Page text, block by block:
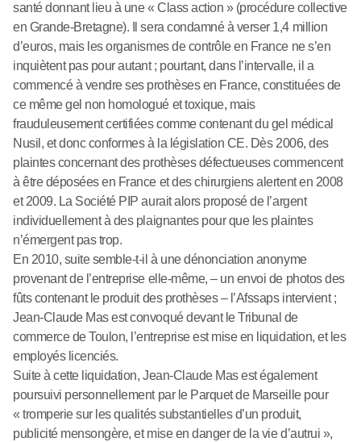
santé donnant lieu à une « Class action » (procédure collective
en Grande-Bretagne). Il sera condamné à verser 1,4 million
d’euros, mais les organismes de contrôle en France ne s’en
inquiètent pas pour autant ; pourtant, dans l’intervalle, il a
commencé à vendre ses prothèses en France, constituées de
ce même gel non homologué et toxique, mais
frauduleusement certifiées comme contenant du gel médical
Nusil, et donc conformes à la législation CE. Dès 2006, des
plaintes concernant des prothèses défectueuses commencent
à être déposées en France et des chirurgiens alertent en 2008
et 2009. La Société PIP aurait alors proposé de l’argent
individuellement à des plaignantes pour que les plaintes
n’émergent pas trop.
En 2010, suite semble-t-il à une dénonciation anonyme
provenant de l’entreprise elle-même, – un envoi de photos des
fûts contenant le produit des prothèses – l’Afssaps intervient ;
Jean-Claude Mas est convoqué devant le Tribunal de
commerce de Toulon, l’entreprise est mise en liquidation, et les
employés licenciés.
Suite à cette liquidation, Jean-Claude Mas est également
poursuivi personnellement par le Parquet de Marseille pour
« tromperie sur les qualités substantielles d’un produit,
publicité mensongère, et mise en danger de la vie d’autrui »,